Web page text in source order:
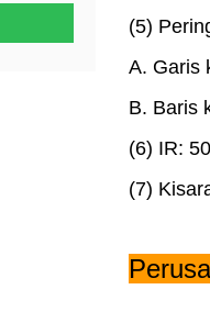
(5)
A. Garis
B. Baris
(6) IR:
(7)